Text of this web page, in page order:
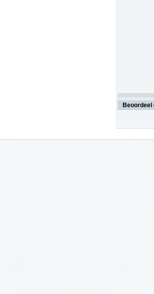
Beoordeel